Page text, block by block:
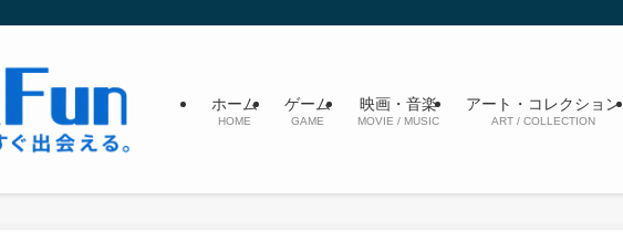
ホーム
HOME
ゲーム
GAME
映画・音楽
MOVIE / MUSIC
アート・コレクション
ART / COLLECTION